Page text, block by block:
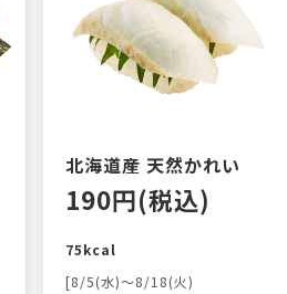
北海道産 天然かれい
190円(税込)
75kcal
[8/5(水)～8/18(火)